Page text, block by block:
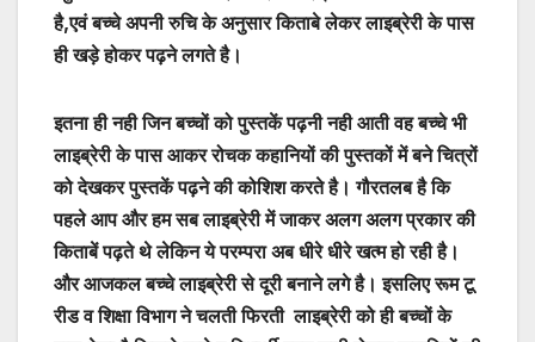
है,एवं बच्चे अपनी रुचि के अनुसार किताबे लेकर लाइब्रेरी के पास
ही खड़े होकर पढ़ने लगते है।
इतना ही नही जिन बच्चों को पुस्तकें पढ़नी नही आती वह बच्चे भी
लाइब्रेरी के पास आकर रोचक कहानियों की पुस्तकों में बने चित्रों
को देखकर पुस्तकें पढ़ने की कोशिश करते है। गौरतलब है कि
पहले आप और हम सब लाइब्रेरी में जाकर अलग अलग प्रकार की
किताबें पढ़ते थे लेकिन ये परम्परा अब धीरे धीरे खत्म हो रही है।
और आजकल बच्चे लाइब्रेरी से दूरी बनाने लगे है। इसलिए रूम टू
रीड व शिक्षा विभाग ने चलती फिरती लाइब्रेरी को ही बच्चों के